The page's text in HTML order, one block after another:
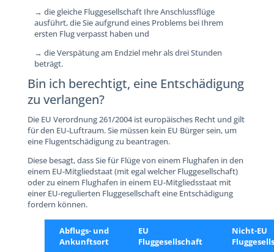
→ die gleiche Fluggesellschaft Ihre Anschlussflüge
ausführt, die Sie aufgrund eines Problems bei Ihrem
ersten Flug verpasst haben und
→ die Verspätung am Endziel mehr als drei Stunden
beträgt.
Bin ich berechtigt, eine Entschädigung
zu verlangen?
Die EU Verordnung 261/2004 ist europäisches Recht und gilt
für den EU-Luftraum. Sie müssen kein EU Bürger sein, um
eine Flugentschädigung zu beantragen.
Diese besagt, dass Sie für Flüge von einem Flughafen in den
einem EU-Mitgliedstaat (mit egal welcher Fluggesellschaft)
oder zu einem Flughafen in einem EU-Mitgliedsstaat mit
einer EU-regulierten Fluggesellschaft eine Entschädigung
fordern können.
Abflugs- und
Ankunftsort
EU
Fluggesellschaft
Nicht-EU